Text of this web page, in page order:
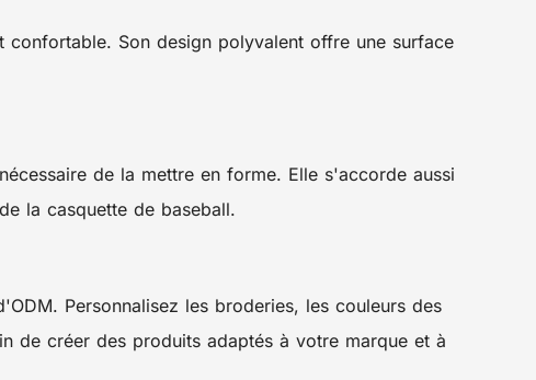
confortable. Son design polyvalent offre une surface
de la mettre en forme. Elle s'accorde aussi
la casquette de baseball.
Personnalisez les broderies, les couleurs des
de créer des produits adaptés à votre marque et à